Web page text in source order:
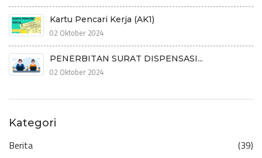
Kartu Pencari Kerja (AK1)
02 Oktober 2024
PENERBITAN SURAT DISPENSASI...
02 Oktober 2024
Kategori
Berita (39)